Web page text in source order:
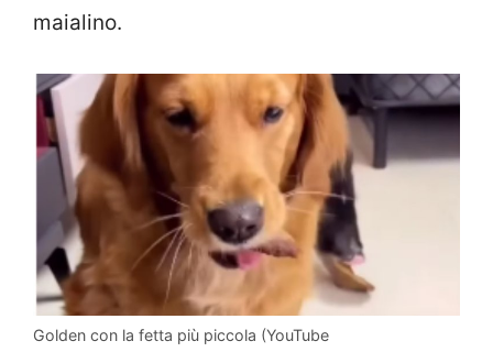
maialino.
Golden con la fetta più piccola (YouTube